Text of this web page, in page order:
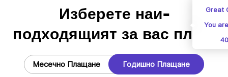
Изтегли Безплатно
Изберете наи-
подходящият за вас план.
Great
You
Месечно Плащане Годишно Плащане